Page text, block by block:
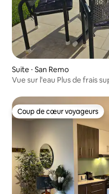
Suite ⋅ San Remo
Vue sur l'eau Plus de frais
Coup de cœur voyageurs
Coup de cœur voyageurs